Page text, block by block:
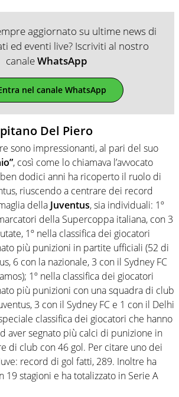
aggiornato su ultime news di
ed eventi live? Iscriviti al nostro
canaleWhatsApp
nel canale WhatsApp
Del Piero
sono impressionanti, al pari del suo
, così come lo chiamava l’avvocato
dodici anni ha ricoperto il ruolo di
riuscendo a centrare dei record
della Juventus, sia individuali: 1º
della Supercoppa italiana, con 3
1º nella classifica dei giocatori
più punizioni in partite ufficiali (52 di
6 con la nazionale, 3 con il Sydney FC
1º nella classifica dei giocatori
più punizioni con una squadra di club
3 con il Sydney FC e 1 con il Delhi
classifica dei giocatori che hanno
aver segnato più calci di punizione in
di club con 46 gol. Per citare uno dei
record di gol fatti, 289. Inoltre ha
19 stagioni e ha totalizzato in Serie A